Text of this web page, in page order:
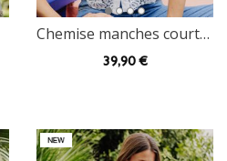
Chemise manches courtes Kira à dentelle
39,90 €